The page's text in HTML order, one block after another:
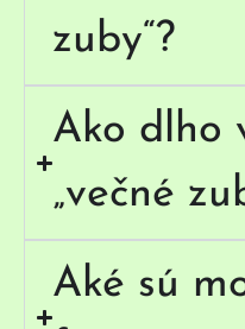
zuby“?
Ako dlho
„večné
Aké sú